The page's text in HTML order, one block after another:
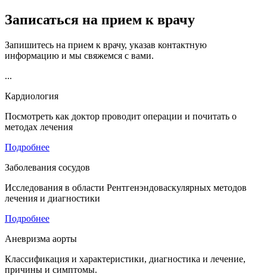
Записаться на прием к врачу
Запишитесь на прием к врачу, указав контактную
информацию и мы свяжемся с вами.
...
Кардиология
Посмотреть как доктор проводит операции и почитать о
методах лечения
Подробнее
Заболевания сосудов
Исследования в области Рентгенэндоваскулярных методов
лечения и диагностики
Подробнее
Аневризма аорты
Классификация и характеристики, диагностика и лечение,
причины и симптомы.